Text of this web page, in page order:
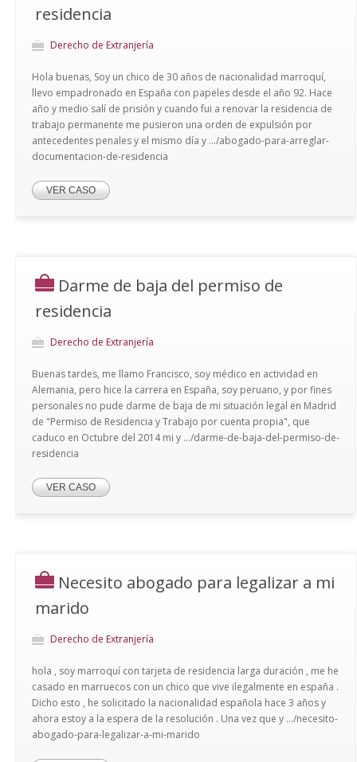
residencia
Derecho de Extranjería
Hola buenas, Soy un chico de 30 años de nacionalidad marroquí,
llevo empadronado en España con papeles desde el año 92. Hace
año y medio salí de prisión y cuando fui a renovar la residencia de
trabajo permanente me pusieron una orden de expulsión por
antecedentes penales y el mismo día y .../abogado-para-arreglar-
documentacion-de-residencia
VER CASO
Darme de baja del permiso de
residencia
Derecho de Extranjería
Buenas tardes, me llamo Francisco, soy médico en actividad en
Alemania, pero hice la carrera en España, soy peruano, y por fines
personales no pude darme de baja de mi situación legal en Madrid
de "Permiso de Residencia y Trabajo por cuenta propia", que
caduco en Octubre del 2014 mi y .../darme-de-baja-del-permiso-de-
residencia
VER CASO
Necesito abogado para legalizar a mi
marido
Derecho de Extranjería
hola , soy marroquí con tarjeta de residencia larga duración , me he
casado en marruecos con un chico que vive ilegalmente en españa .
Dicho esto , he solicitado la nacionalidad española hace 3 años y
ahora estoy a la espera de la resolución . Una vez que y .../necesito-
abogado-para-legalizar-a-mi-marido